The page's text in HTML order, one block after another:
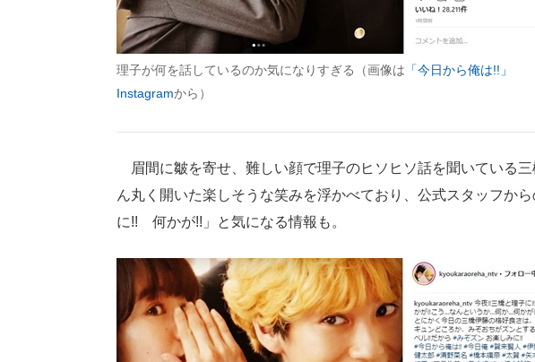
理子が何を話しているのか気になりすぎる（画像は 「今日から俺は!!」
Instagramから）
眉間に皺を寄せ、難しい顔で理子のヒソヒソ話を聞いている
ん丸く開いた楽しそうな笑みを浮かべており、公式スタッフか
に!! 何かが!!」と気になる情報も。